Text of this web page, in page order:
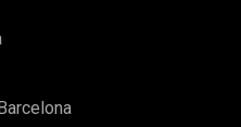
tracta d'un
entrar a viure, una
Estatal de Referència